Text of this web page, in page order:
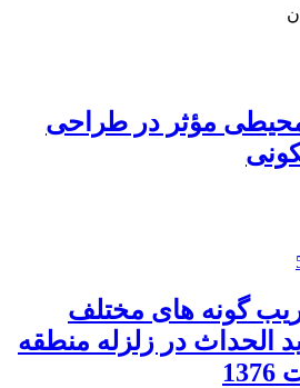
مؤثر در طراحی
گونه های مختلف
الحداث در زلزله منطقه